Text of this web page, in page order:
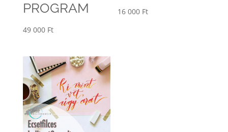
PROGRAM
49 000 Ft
16 000 Ft